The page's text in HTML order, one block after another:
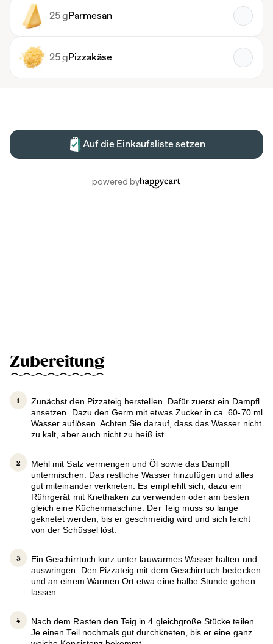
Zubereitung
Zunächst den Pizzateig herstellen. Dafür zuerst ein Dampfl
ansetzen. Dazu den Germ mit etwas Zucker in ca. 60-70 ml
Wasser auflösen. Achten Sie darauf, dass das Wasser nicht
zu kalt, aber auch nicht zu heiß ist.
Mehl mit Salz vermengen und Öl sowie das Dampfl
untermischen. Das restliche Wasser hinzufügen und alles
gut miteinander verkneten. Es empfiehlt sich, dazu ein
Rührgerät mit Knethaken zu verwenden oder am besten
gleich eine Küchenmaschine. Der Teig muss so lange
geknetet werden, bis er geschmeidig wird und sich leicht
von der Schüssel löst.
Ein Geschirrtuch kurz unter lauwarmes Wasser halten und
auswringen. Den Pizzateig mit dem Geschirrtuch bedecken
und an einem Warmen Ort etwa eine halbe Stunde gehen
lassen.
Nach dem Rasten den Teig in 4 gleichgroße Stücke teilen.
Je einen Teil nochmals gut durchkneten, bis er eine ganz